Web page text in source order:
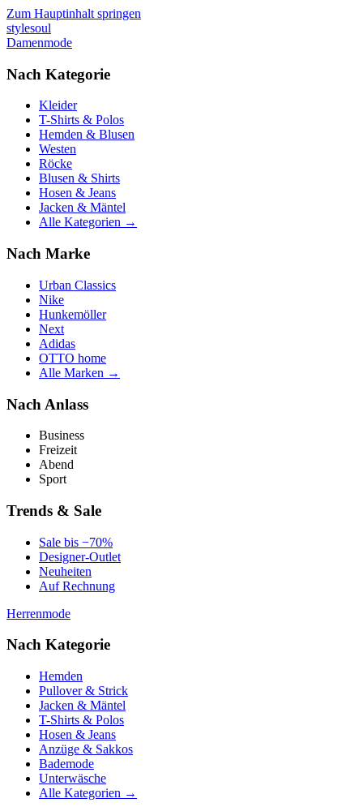
Zum Hauptinhalt springen
stylesoul
Damenmode
Nach Kategorie
Kleider
T-Shirts & Polos
Hemden & Blusen
Westen
Röcke
Blusen & Shirts
Hosen & Jeans
Jacken & Mäntel
Alle Kategorien →
Nach Marke
Urban Classics
Nike
Hunkemöller
Next
Adidas
OTTO home
Alle Marken →
Nach Anlass
Business
Freizeit
Abend
Sport
Trends & Sale
Sale bis −70%
Designer-Outlet
Neuheiten
Auf Rechnung
Herrenmode
Nach Kategorie
Hemden
Pullover & Strick
Jacken & Mäntel
T-Shirts & Polos
Hosen & Jeans
Anzüge & Sakkos
Bademode
Unterwäsche
Alle Kategorien →